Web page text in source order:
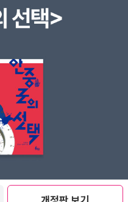
할 때다. 컴활이 스트레스